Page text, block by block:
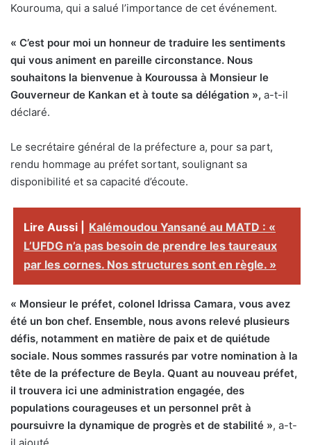
Kourouma, qui a salué l’importance de cet événement.
« C’est pour moi un honneur de traduire les sentiments
qui vous animent en pareille circonstance. Nous
souhaitons la bienvenue à Kouroussa à Monsieur le
Gouverneur de Kankan et à toute sa délégation », a-t-il
déclaré.
Le secrétaire général de la préfecture a, pour sa part,
rendu hommage au préfet sortant, soulignant sa
disponibilité et sa capacité d’écoute.
Lire Aussi |
Kalémoudou Yansané au MATD : «
L’UFDG n’a pas besoin de prendre les taureaux
par les cornes. Nos structures sont en règle. »
« Monsieur le préfet, colonel Idrissa Camara, vous avez
été un bon chef. Ensemble, nous avons relevé plusieurs
défis, notamment en matière de paix et de quiétude
sociale. Nous sommes rassurés par votre nomination à la
tête de la préfecture de Beyla. Quant au nouveau préfet,
il trouvera ici une administration engagée, des
populations courageuses et un personnel prêt à
poursuivre la dynamique de progrès et de stabilité », a-t-